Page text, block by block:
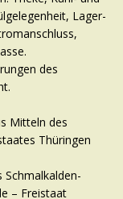
Lager-
des
Mitteln des
Thüringen
– Freistaat